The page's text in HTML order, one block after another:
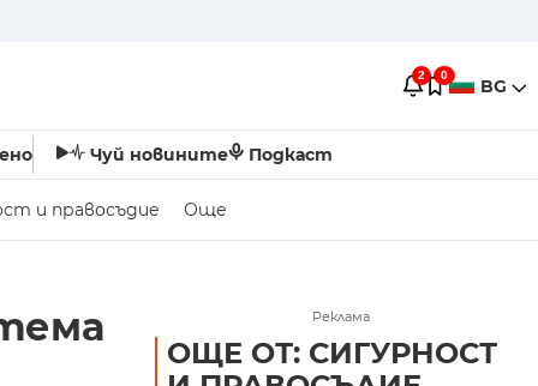
2 0 BG
Чуй новините Подкаст
и правосъдие Още
Реклама
ОЩЕ ОТ: СИГУРНОСТ